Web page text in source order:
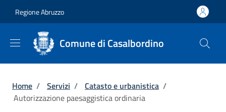
Regione Abruzzo
Comune di Casalbordino
Briciole di pane
Home / Servizi / Catasto e urbanistica /
Autorizzazione paesaggistica ordinaria